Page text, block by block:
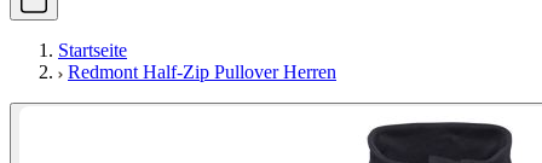
Startseite
Redmont Half-Zip Pullover Herren